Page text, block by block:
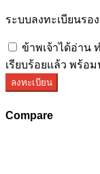
ระบบลงทะเบียนรอ
ข้าพเจ้าได้อ่าน
เรียบร้อยแล้ว พร้อ
ลงทะเบียน
Compare